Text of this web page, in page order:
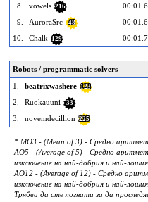
8.
vowels 216
9.
AuroraSrc 48
10.
Chalk 129
Robots / programmatic solvers
1.
beatrixwashere 123
2. Ruokauuni 33
3. novemdecillion 225
* MO3 - (Mean of 3) - Средно
AO5 - (Average of 5) - Средно
изключение на най-добрия и най-
AO12 - (Average of 12) - Средно
изключение на най-добрия и най-
Трябва да сте логнати за да